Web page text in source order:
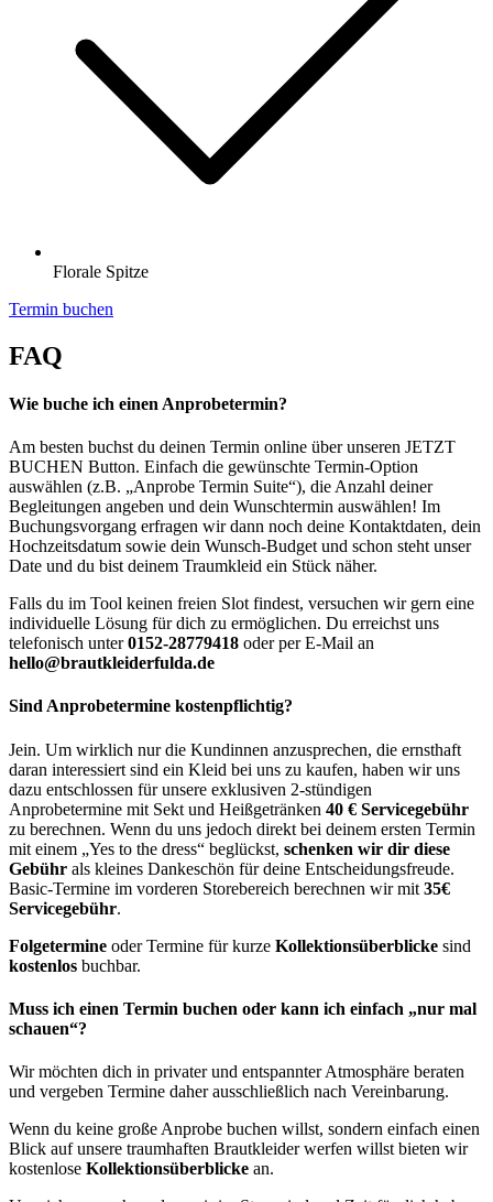
Florale Spitze
Termin buchen
FAQ
Wie buche ich einen Anprobetermin?
Am besten buchst du deinen Termin online über unseren JETZT
BUCHEN Button. Einfach die gewünschte Termin-Option
auswählen (z.B. „Anprobe Termin Suite“), die Anzahl deiner
Begleitungen angeben und dein Wunschtermin auswählen! Im
Buchungsvorgang erfragen wir dann noch deine Kontaktdaten, dein
Hochzeitsdatum sowie dein Wunsch-Budget und schon steht unser
Date und du bist deinem Traumkleid ein Stück näher.
Falls du im Tool keinen freien Slot findest, versuchen wir gern eine
individuelle Lösung für dich zu ermöglichen. Du erreichst uns
telefonisch unter0152-28779418 oder per E-Mail an
hello@brautkleiderfulda.de
Sind Anprobetermine kostenpflichtig?
Jein. Um wirklich nur die Kundinnen anzusprechen, die ernsthaft
daran interessiert sind ein Kleid bei uns zu kaufen, haben wir uns
dazu entschlossen für unsere exklusiven 2-stündigen
Anprobetermine mit Sekt und Heißgetränken 40 € Servicegebühr
zu berechnen. Wenn du uns jedoch direkt bei deinem ersten Termin
mit einem „Yes to the dress“ beglückst, schenken wir dir diese
Gebühr als kleines Dankeschön für deine Entscheidungsfreude.
Basic-Termine im vorderen Storebereich berechnen wir mit 35€
Servicegebühr.
Folgetermine oder Termine für kurze Kollektionsüberblicke sind
kostenlos buchbar.
Muss ich einen Termin buchen oder kann ich einfach „nur mal
schauen“?
Wir möchten dich in privater und entspannter Atmosphäre beraten
und vergeben Termine daher ausschließlich nach Vereinbarung.
Wenn du keine große Anprobe buchen willst, sondern einfach einen
Blick auf unsere traumhaften Brautkleider werfen willst bieten wir
kostenlose Kollektionsüberblicke an.